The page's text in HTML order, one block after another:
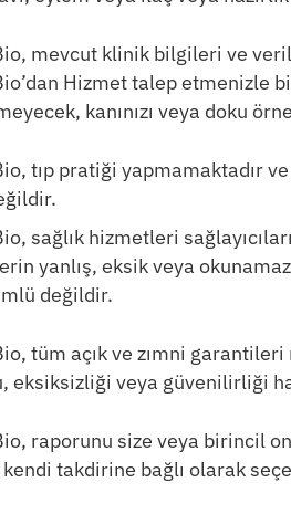
mevcut klinik bilgileri ve
Hizmet talep etmenizle
kanınızı veya doku
tıp pratiği yapmamaktadır
sağlık hizmetleri
yanlış, eksik veya
değildir.
tüm açık ve zımni
eksiksizliği veya güvenilirliği
raporunu size veya birincil
takdirine bağlı olarak